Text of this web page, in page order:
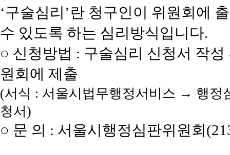
‘구술심리’란 청구인이 위원회에
수 있도록 하는 심리방식입니다.
○ 신청방법 : 구술심리 신청서 작
원회에 제출
(서식 : 서울시법무행정서비스 → 행
청서)
○ 문 의 : 서울시행정심판위원회